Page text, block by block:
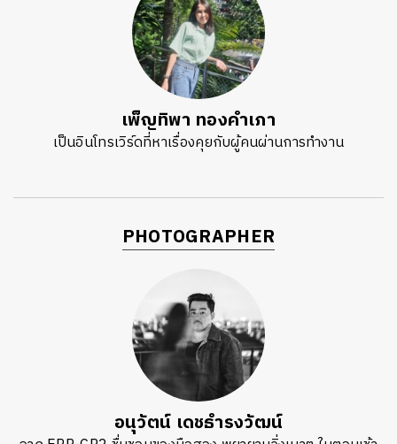
เพ็ญทิพา ทองคำเภา
เป็นอินโทรเวิร์ดที่หาเรื่องคุยกับผู้คนผ่านการทำงาน
PHOTOGRAPHER
อนุวัตน์ เดชธำรงวัฒน์